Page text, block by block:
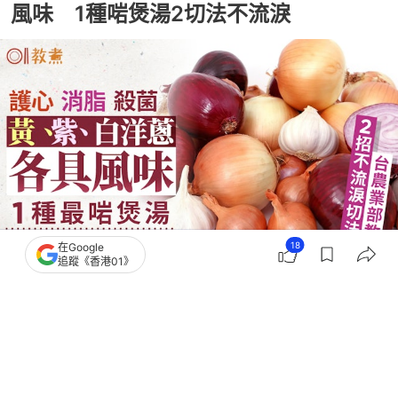
風味 1種啱煲湯2切法不流淚
撰文：健康2.0
在Google
追蹤《香港01》
18